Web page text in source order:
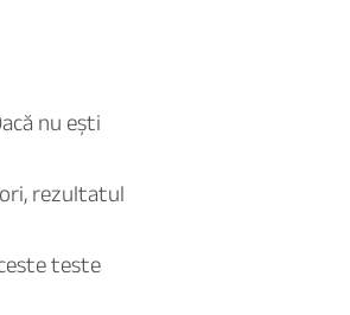
nu ești
rezultatul
teste